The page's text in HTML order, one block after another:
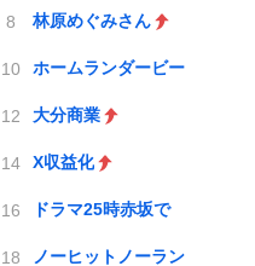
林原めぐみさん
ホームランダービー
大分商業
X収益化
ドラマ25時赤坂で
ノーヒットノーラン